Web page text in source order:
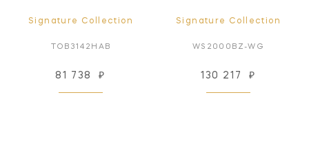
Signature Collection
TOB3142HAB
81 738 ₽
Signature Collection
WS2000BZ-WG
130 217 ₽